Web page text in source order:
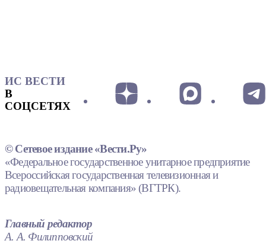
ИС ВЕСТИ
В
СОЦСЕТЯХ
© Сетевое издание «Вести.Ру»
«Федеральное государственное унитарное предприятие
Всероссийская государственная телевизионная и
радиовещательная компания» (ВГТРК).
Главный редактор
А. А. Филипповский